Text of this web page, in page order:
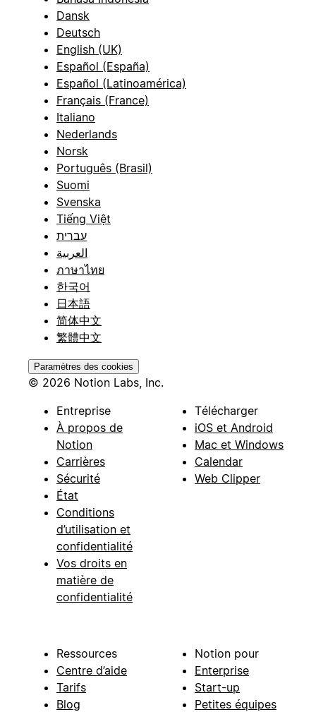
Dansk
Deutsch
English (UK)
Español (España)
Español (Latinoamérica)
Français (France)
Italiano
Nederlands
Norsk
Português (Brasil)
Suomi
Svenska
Tiếng Việt
עברית
العربية
ภาษาไทย
한국어
日本語
简体中文
繁體中文
Paramètres des cookies
© 2026 Notion Labs, Inc.
Entreprise
À propos de
Notion
Carrières
Sécurité
État
Conditions
d’utilisation et
confidentialité
Vos droits en
matière de
confidentialité
Télécharger
iOS et Android
Mac et Windows
Calendar
Web Clipper
Ressources
Centre d’aide
Tarifs
Blog
Notion pour
Enterprise
Start-up
Petites équipes